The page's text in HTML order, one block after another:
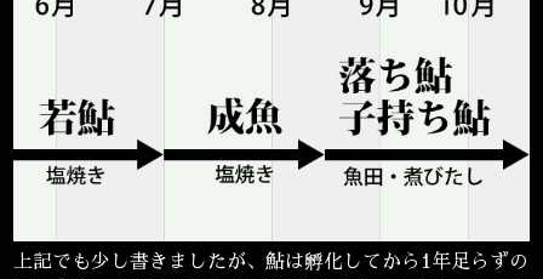
上記でも少し書きましたが、鮎は孵化してから1年足らずの